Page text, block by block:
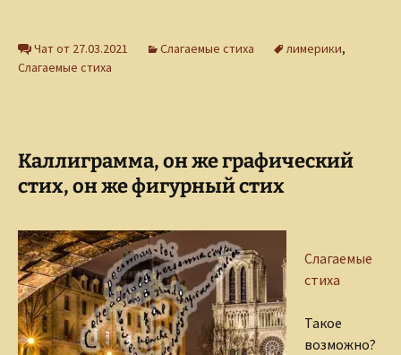
Чат от 27.03.2021 Слагаемые стиха лимерики,
Слагаемые стиха
Каллиграмма, он же графический
стих, он же фигурный стих
Слагаемые
стиха
Такое
возможно?